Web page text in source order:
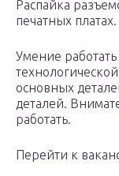
Распайка
печатных платах.
Умение
основных
деталей.
работать.
Перейти к